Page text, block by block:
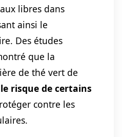
libres dans
ainsi le
Des études
que la
de thé vert de
risque de certains
contre les